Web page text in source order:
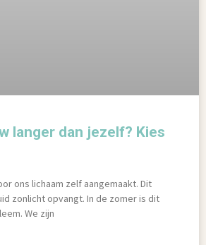
langer dan jezelf? Kies
ons lichaam zelf aangemaakt. Dit
zonlicht opvangt. In de zomer is dit
We zijn